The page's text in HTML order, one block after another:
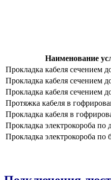
Наименование
Прокладка кабеля сечением
Прокладка кабеля сечением
Прокладка кабеля сечением
Протяжка кабеля в
Прокладка кабеля в
Прокладка электрокороба по
Прокладка электрокороба по